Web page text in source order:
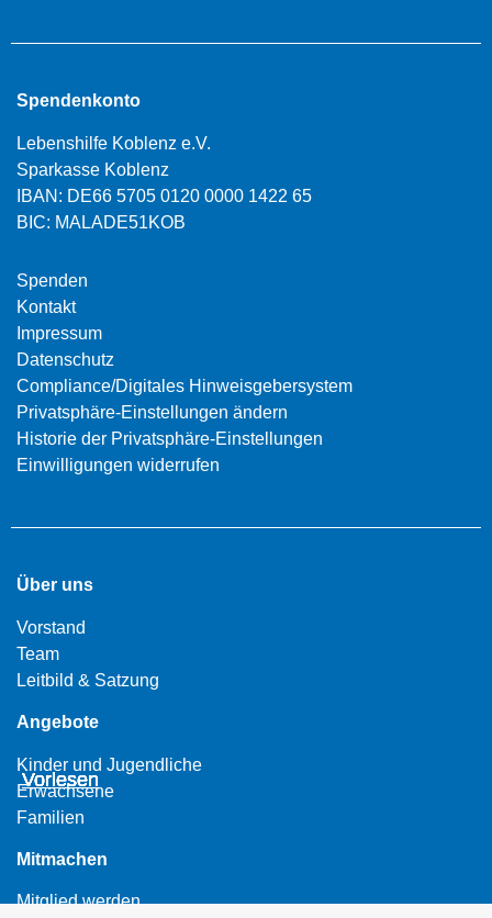
Vorlesen
Vorlesen
Vorlesen
Vorlesen
Vorlesen
Vorlesen
Spendenkonto
Lebenshilfe Koblenz e.V.
Sparkasse Koblenz
IBAN: DE66 5705 0120 0000 1422 65
BIC: MALADE51KOB
Spenden
Kontakt
Impressum
Datenschutz
Compliance/Digitales Hinweisgebersystem
Privatsphäre-Einstellungen ändern
Historie der Privatsphäre-Einstellungen
Einwilligungen widerrufen
Über uns
Vorstand
Team
Leitbild & Satzung
Angebote
Kinder und Jugendliche
Erwachsene
Familien
Mitmachen
Mitglied werden